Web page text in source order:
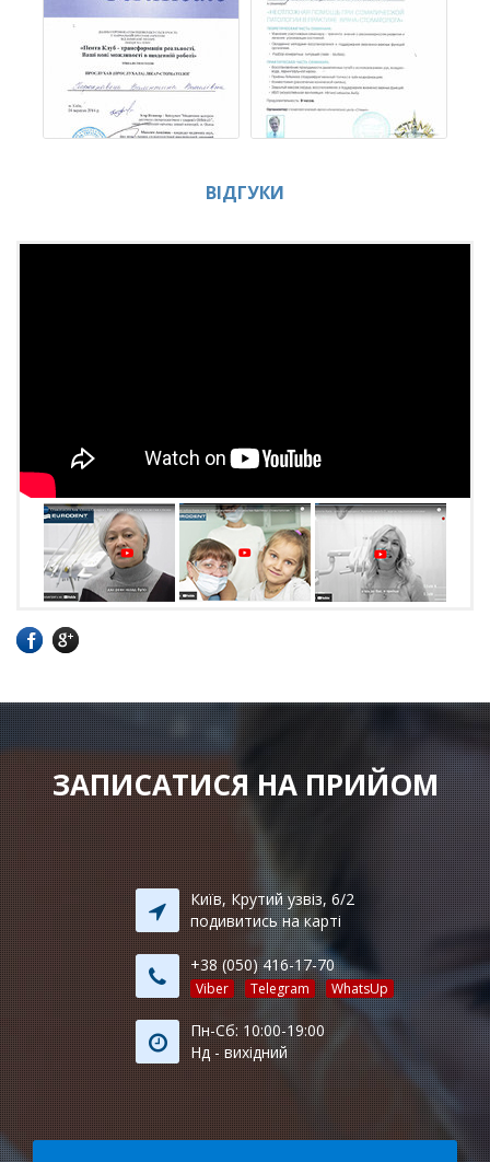
ВІДГУКИ
ЗАПИСАТИСЯ НА ПРИЙОМ
Київ, Крутий узвіз, 6/2
подивитись на карті
+38 (050) 416-17-70
Viber Telegram WhatsUp
Пн-Сб: 10:00-19:00
Нд - вихідний